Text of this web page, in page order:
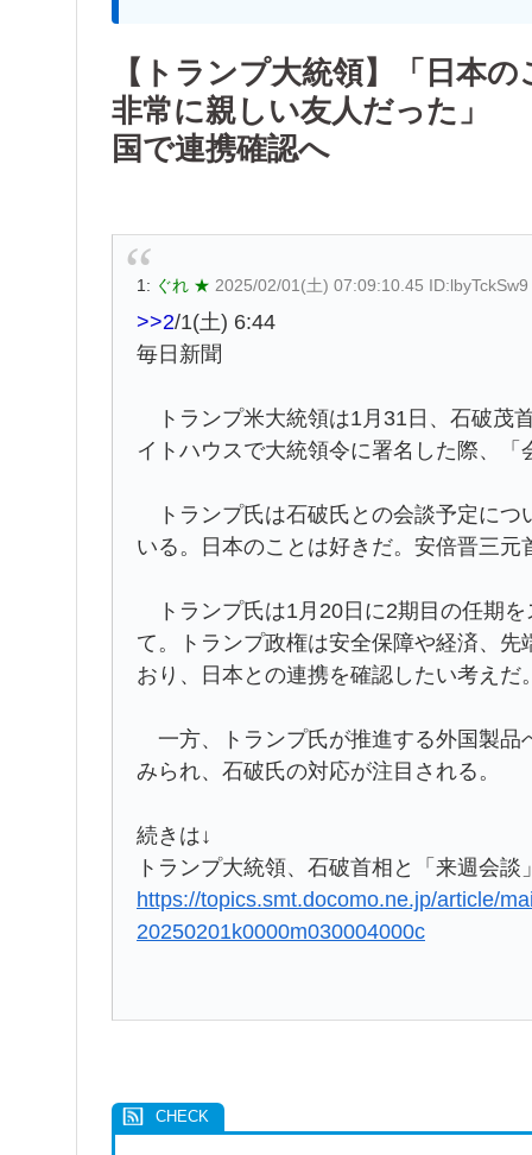
【トランプ大統領】「日本
非常に親しい友人だった
国で連携確認へ
1: ぐれ ★ 2025/02/01(土) 07:09:10.45 ID:lbyTckSw9
>>2/1(土) 6:44
毎日新聞
トランプ米大統領は1月31日、石破茂
イトハウスで大統領令に署名した際、
トランプ氏は石破氏との会談予定につ
いる。日本のことは好きだ。安倍晋三
トランプ氏は1月20日に2期目の任期
て。トランプ政権は安全保障や経済、
おり、日本との連携を確認したい考えだ
一方、トランプ氏が推進する外国製品
みられ、石破氏の対応が注目される。
続きは↓
トランプ大統領、石破首相と「来週会
https://topics.smt.docomo.ne.jp/article/
20250201k0000m030004000c